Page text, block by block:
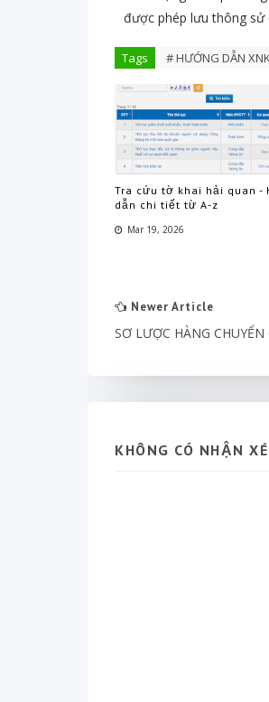
được phép lưu thông sử
Tags # HƯỚNG DẪN
Tra cứu tờ khai hải quan -
dẫn chi tiết từ A-z
Mar 19, 2026
Newer Article
SƠ LƯỢC HÀNG CHUYỂN
KHÔNG CÓ NHẬN